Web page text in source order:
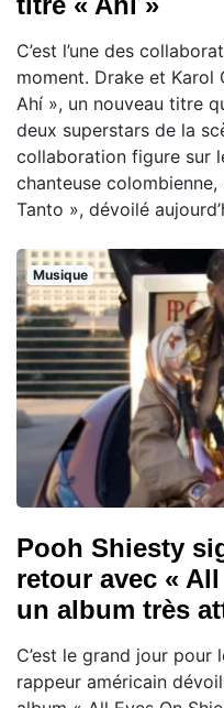
C’est l’une des
moment. Drake et Karol
Ahí », un nouveau titre
deux superstars de la
collaboration figure sur
chanteuse
Tanto », dévoilé
Musique
Pooh Shiesty
retour avec «
un album très
C’est le grand jour pour
rappeur américain